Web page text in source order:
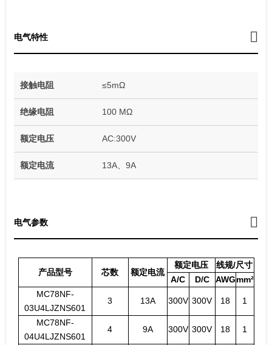
电气特性
接触电阻 ≤5mΩ
绝缘电阻 100 MΩ
额定电压 AC:300V
额定电流 13A、9A
电气参数
产品型号 芯数 额定电流
额定电压
线规/尺寸
A/C
D/C AWGmm²
MC78NF-
03U4LJZNS601
3 13A 300V 300V 18 1
MC78NF-
04U4LJZNS601
4 9A 300V 300V 18 1